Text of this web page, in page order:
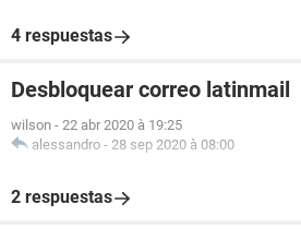
4 respuestas
Desbloquear correo latinmail
wilson - 22 abr 2020 à 19:25
alessandro - 28 sep 2020 à 08:00
2 respuestas